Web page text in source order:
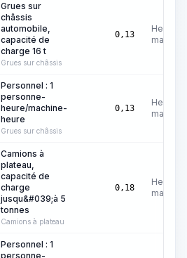
Grues sur
châssis
automobile,
capacité de
charge 16 t
Grues sur châssis
0,13
Heures
machine
Personnel : 1
personne-
heure/machine-
heure
Grues sur châssis
0,13
Heures
machine
Camions à
plateau,
capacité de
charge
jusqu&#039;à 5
tonnes
Camions à plateau
0,18
Heures
machine
Personnel : 1
personne-